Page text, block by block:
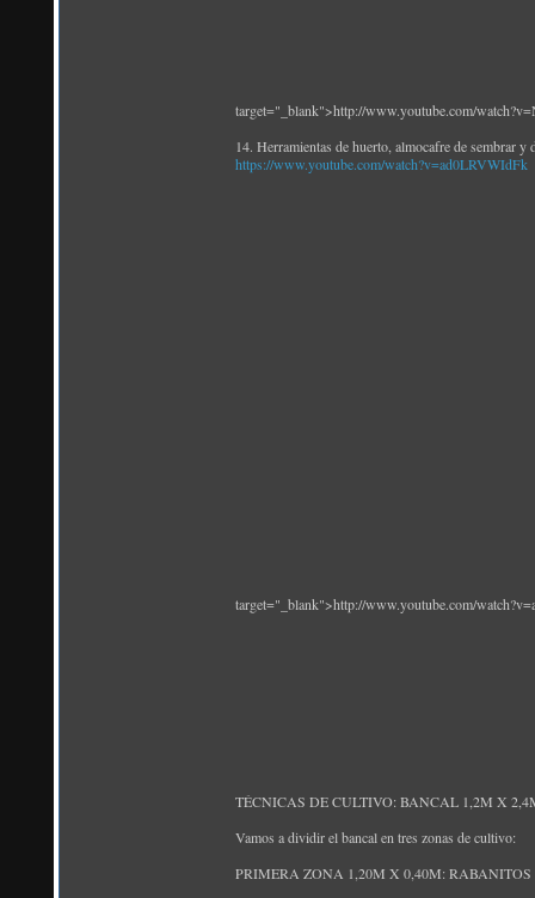
target="_blank">http://www.youtube.com/
14. Herramientas de huerto, almocafre de sembrar y
https://www.youtube.com/watch?v=ad0LRVWIdFk
target="_blank">http://www.youtube.com/
TÉCNICAS DE CULTIVO: BANCAL 1,2M X
Vamos a dividir el bancal en tres zonas de cultivo:
PRIMERA ZONA 1,20M X 0,40M: RABANITOS